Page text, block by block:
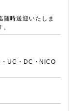
時送迎いたしま
UC・DC・NICO